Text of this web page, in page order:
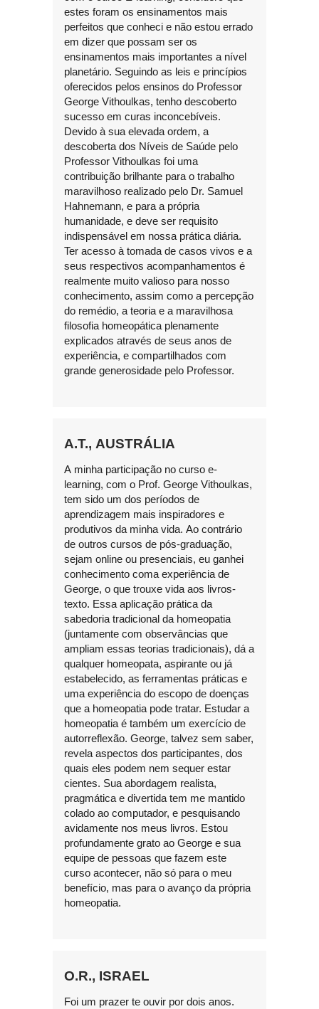
estes foram os ensinamentos mais
perfeitos que conheci e não estou errado
em dizer que possam ser os
ensinamentos mais importantes a nível
planetário. Seguindo as leis e princípios
oferecidos pelos ensinos do Professor
George Vithoulkas, tenho descoberto
sucesso em curas inconcebíveis.
Devido à sua elevada ordem, a
descoberta dos Níveis de Saúde pelo
Professor Vithoulkas foi uma
contribuição brilhante para o trabalho
maravilhoso realizado pelo Dr. Samuel
Hahnemann, e para a própria
humanidade, e deve ser requisito
indispensável em nossa prática diária.
Ter acesso à tomada de casos vivos e a
seus respectivos acompanhamentos é
realmente muito valioso para nosso
conhecimento, assim como a percepção
do remédio, a teoria e a maravilhosa
filosofia homeopática plenamente
explicados através de seus anos de
experiência, e compartilhados com
grande generosidade pelo Professor.
A.T., AUSTRÁLIA
A minha participação no curso e-
learning, com o Prof. George Vithoulkas,
tem sido um dos períodos de
aprendizagem mais inspiradores e
produtivos da minha vida. Ao contrário
de outros cursos de pós-graduação,
sejam online ou presenciais, eu ganhei
conhecimento coma experiência de
George, o que trouxe vida aos livros-
texto. Essa aplicação prática da
sabedoria tradicional da homeopatia
(juntamente com observâncias que
ampliam essas teorias tradicionais), dá a
qualquer homeopata, aspirante ou já
estabelecido, as ferramentas práticas e
uma experiência do escopo de doenças
que a homeopatia pode tratar. Estudar a
homeopatia é também um exercício de
autorreflexão. George, talvez sem saber,
revela aspectos dos participantes, dos
quais eles podem nem sequer estar
cientes. Sua abordagem realista,
pragmática e divertida tem me mantido
colado ao computador, e pesquisando
avidamente nos meus livros. Estou
profundamente grato ao George e sua
equipe de pessoas que fazem este
curso acontecer, não só para o meu
benefício, mas para o avanço da própria
homeopatia.
O.R., ISRAEL
Foi um prazer te ouvir por dois anos.